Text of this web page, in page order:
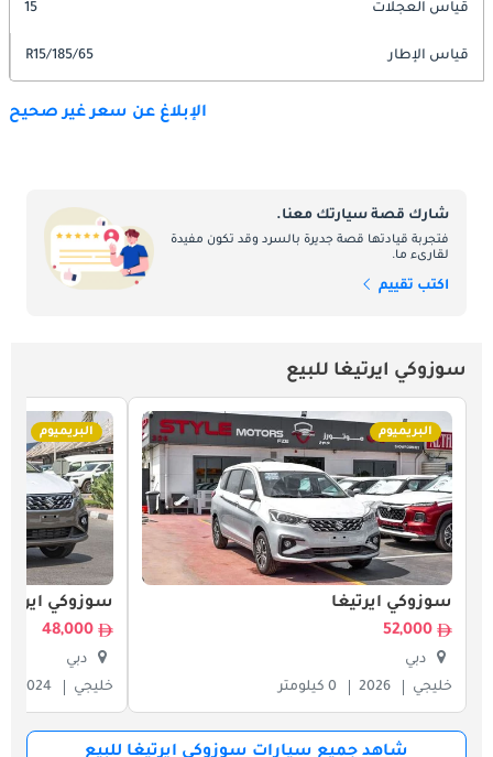
قياس العجلات 15
قياس الإطار 185/65/R15
الإبلاغ عن سعر غير صحيح
شارك قصة سيارتك معنا.
فتجربة قيادتها قصة جديرة بالسرد وقد تكون مفيدة
لقارىء ما.
اكتب تقييم
سوزوكي ايرتيغا للبيع
البريميوم
سوزوكي ايرتيغا
52,000
دبي
خليجي
2026 0 كيلومتر
البريميوم
سوزوكي
48,000
دبي
خليجي
2024
شاهد جميع سيارات سوزوكي ايرتيغا للبيع